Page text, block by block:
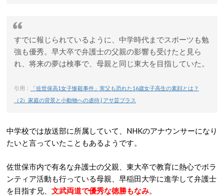
すでに報じられているように、中学時代までスポーツも勉
強も優秀。早大卒で弁護士の父親の影響も受けたと見ら
れ、将来の夢は検事で、母親と同じ東大を目指していた。
引用：
「佐世保高1女子惨殺事件」実父も恐れた16歳女子高生の素顔とは？
（2）家庭の背景と小動物への虐待 | アサ芸プラス
中学校では放送部に所属していて、NHKのアナウンサーになり
たいと言っていたこともあるようです。
佐世保市内で有名な弁護士の父親、東大卒で教育に熱心でボラ
ンティア活動も行っている母親、早稲田大学に進学して弁護士
を目指す兄、 文武両道で優秀な徳勝もなみ。